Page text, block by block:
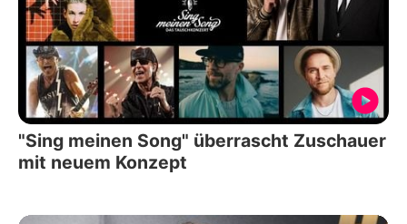
"Sing meinen Song" überrascht Zuschauer
mit neuem Konzept